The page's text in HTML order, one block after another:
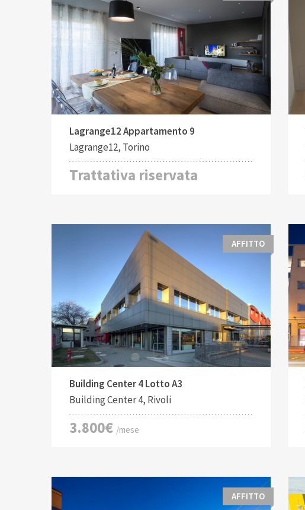
Tipo di contratto:
Affitto
Costruito:
530 M2
Lagrange12 Appartamento 9
Lagrange12, Torino
Trattativa riservata
Tipo di contratto:
Affitto
Costruito:
757 M2
AFFITTO
Building Center 4 Lotto A3
Building Center 4, Rivoli
3.800€ /mese
AFFITTO